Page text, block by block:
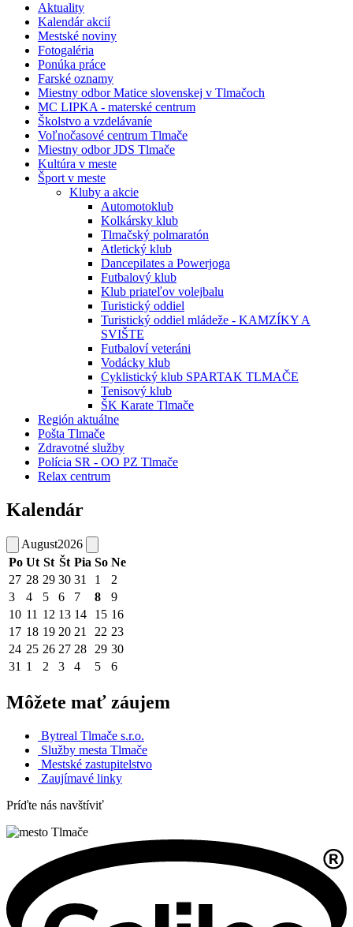
Aktuality
Kalendár akcií
Mestské noviny
Fotogaléria
Ponúka práce
Farské oznamy
Miestny odbor Matice slovenskej v Tlmačoch
MC LIPKA - materské centrum
Školstvo a vzdelávaníe
Voľnočasové centrum Tlmače
Miestny odbor JDS Tlmače
Kultúra v meste
Šport v meste
Kluby a akcie
Automotoklub
Kolkársky klub
Tlmačský polmaratón
Atletický klub
Dancepilates a Powerjoga
Futbalový klub
Klub priateľov volejbalu
Turistický oddiel
Turistický oddiel mládeže - KAMZÍKY A
SVIŠTE
Futbaloví veteráni
Vodácky klub
Cyklistický klub SPARTAK TLMAČE
Tenisový klub
ŠK Karate Tlmače
Región aktuálne
Pošta Tlmače
Zdravotné služby
Polícia SR - OO PZ Tlmače
Relax centrum
Kalendár
August2026
Po Ut St Št Pia So Ne
27 28 29 30 31 1
2
3
4 5 6 7 8
9
10 11 12 13 14 15 16
17 18 19 20 21 22 23
24 25 26 27 28 29 30
31 1 2 3 4 5 6
Môžete mať záujem
Bytreal Tlmače s.r.o.
Služby mesta Tlmače
Mestské zastupitelstvo
Zaujímavé linky
Príďte nás navštíviť